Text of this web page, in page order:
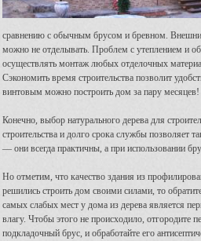
сравнению с обычным брусом и бревном.
можно не отделывать. Проблем с утеплением и
осуществлять монтаж любых отделочных
Сэкономить время строительства позволит
винтовым можно построить дом за пару месяцев!
Конечно, выбор натурального дерева для
строительства и долго срока службы позволяет
— они всегда практичны, а при использовании
Но отметим, что качество здания из
решились строить дом своими силами, то
самых слабых мест у дома из дерева является
влагу. Чтобы этого не происходило, отгородите
подкладочный брус, и обработайте его